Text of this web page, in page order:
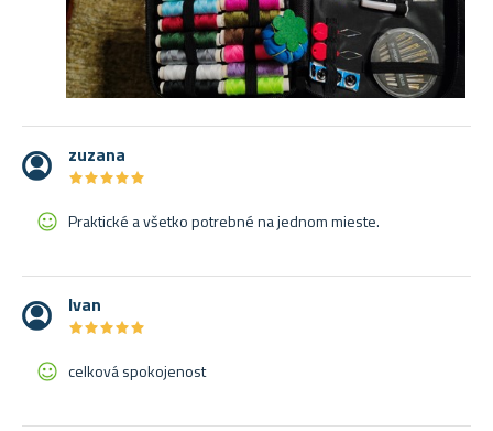
zuzana
★★★★★
★★★★★
Praktické a všetko potrebné na jednom mieste.
Ivan
★★★★★
★★★★★
celková spokojenost